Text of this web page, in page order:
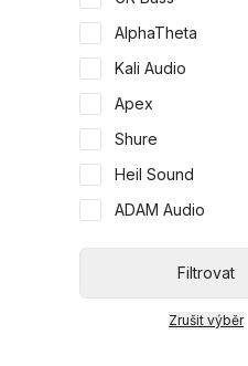
AlphaTheta
Kali Audio
Apex
Shure
Heil Sound
ADAM Audio
Filtrovat
Zrušit výběr